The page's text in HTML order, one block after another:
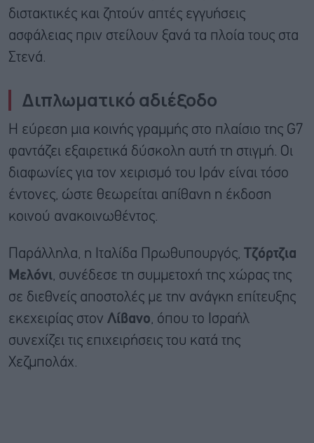
διστακτικές και ζητούν απτές εγγυήσεις
ασφάλειας πριν στείλουν ξανά τα πλοία τους στα
Στενά.
Διπλωματικό αδιέξοδο
Η εύρεση μια κοινής γραμμής στο πλαίσιο της G7
φαντάζει εξαιρετικά δύσκολη αυτή τη στιγμή. Οι
διαφωνίες για τον χειρισμό του Ιράν είναι τόσο
έντονες, ώστε θεωρείται απίθανη η έκδοση
κοινού ανακοινωθέντος.
Παράλληλα, η Ιταλίδα Πρωθυπουργός,
Τζόρτζια
Μελόνι , συνέδεσε τη συμμετοχή της χώρας της
σε διεθνείς αποστολές με την ανάγκη επίτευξης
εκεχειρίας στον Λίβανο , όπου το Ισραήλ
συνεχίζει τις επιχειρήσεις του κατά της
Χεζμπολάχ.